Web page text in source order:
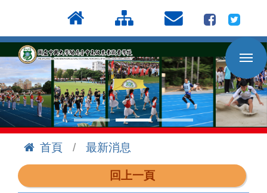
到
主
要
內
容
區
首頁
最新消息
回上一頁